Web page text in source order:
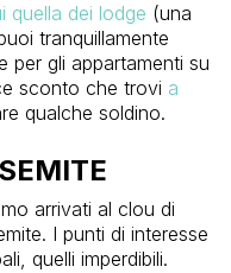
quella dei lodge (una
tranquillamente
per gli appartamenti su
sconto che trovi a
qualche soldino.
arrivati al clou di
I punti di interesse
quelli imperdibili.